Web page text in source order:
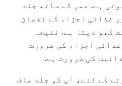
ہے. عمر کے ساتھ جلد
غذائی اجزاء کے نقصان
کھو دیتا ہے. نتیجہ
اجزاء کی ضرورت
کی ضرورت ہے.
کے لئے، آپ کو جلد صاف